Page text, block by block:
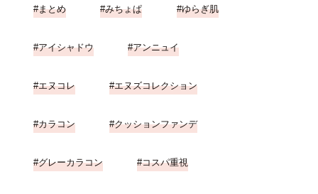
まとめ みちょぱ ゆらぎ肌
アイシャドウ アンニュイ
エヌコレ エヌズコレクション
カラコン クッションファンデ
グレーカラコン コスパ重視